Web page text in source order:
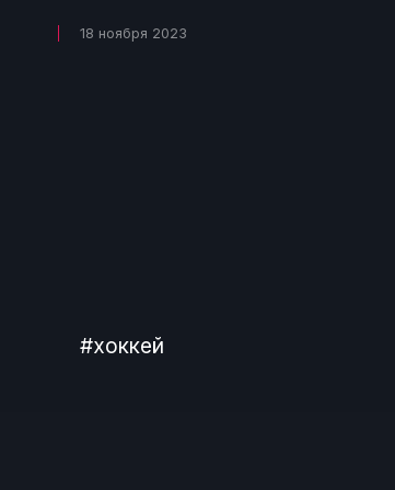
18 ноября 2023
#хоккей